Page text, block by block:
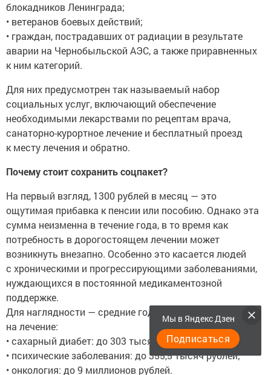
блокадников Ленинграда;
• ветеранов боевых действий;
• граждан, пострадавших от радиации в результате
аварии на Чернобыльской АЭС, а также приравненных
к ним категорий.
Для них предусмотрен так называемый набор
социальных услуг, включающий обеспечение
необходимыми лекарствами по рецептам врача,
санаторно-курортное лечение и бесплатный проезд
к месту лечения и обратно.
Почему стоит сохранить соцпакет?
На первый взгляд, 1300 рублей в месяц — это
ощутимая прибавка к пенсии или пособию. Однако эта
сумма неизменна в течение года, в то время как
потребность в дорогостоящем лечении может
возникнуть внезапно. Особенно это касается людей
с хроническими и прогрессирующими заболеваниями,
нуждающихся в постоянной медикаментозной
поддержке.
Для наглядности — средние годовые расходы
на лечение:
• сахарный диабет: до 303 тысяч рублей;
• психические заболевания: до 355,5 тысяч рублей;
• онкология: до 9 миллионов рублей.
Мы в Яндекс Дзен
Подписаться